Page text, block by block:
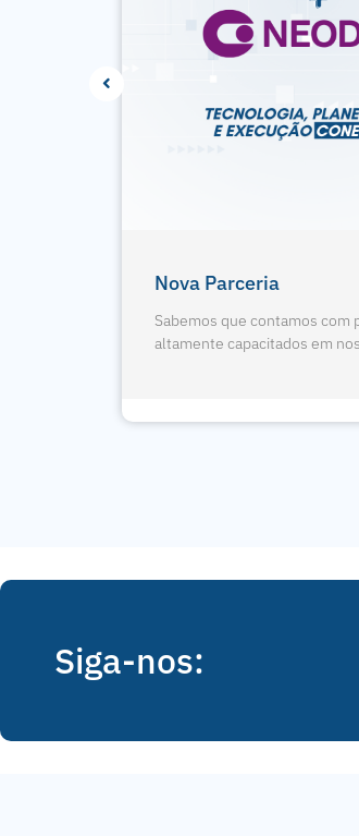
4 Pontos Da Radiografia
Sabemos que contamos com
Siga-nos: